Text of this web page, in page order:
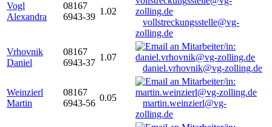
Vogl
Alexandra
08167
6943-39
1.02
vollstreckungsstelle@vg-
zolling.de
Vrhovnik
Daniel
08167
6943-37
1.07
daniel.vrhovnik@vg-zolling.de
Weinzierl
Martin
08167
6943-56
0.05
martin.weinzierl@vg-
zolling.de